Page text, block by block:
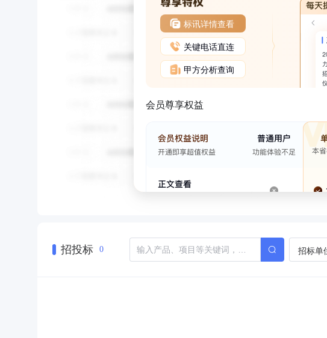
标讯详情查看
关键电话直连
甲方分析查询
会员尊享权益
招投标 0 招标单